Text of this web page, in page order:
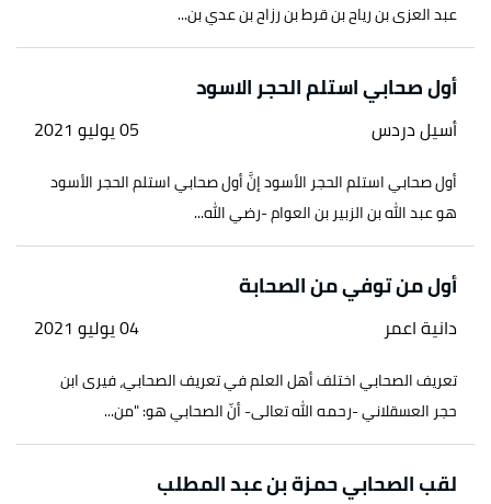
عبد العزى بن رياح بن قرط بن رزاح بن عدي بن...
أول صحابي استلم الحجر الاسود
أسيل دردس 05 يوليو 2021
أول صحابي استلم الحجر الأسود إنَّ أول صحابي استلم الحجر الأسود
هو عبد الله بن الزبير بن العوام -رضي الله...
أول من توفي من الصحابة
دانية اعمر 04 يوليو 2021
تعريف الصحابي اختلف أهل العلم في تعريف الصحابي، فيرى ابن
حجر العسقلاني -رحمه الله تعالى- أنّ الصحابي هو: "من...
لقب الصحابي حمزة بن عبد المطلب